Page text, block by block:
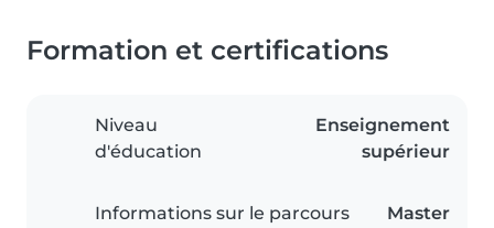
Formation et certifications
Niveau
d'éducation
Enseignement
supérieur
Informations sur le parcours
Master